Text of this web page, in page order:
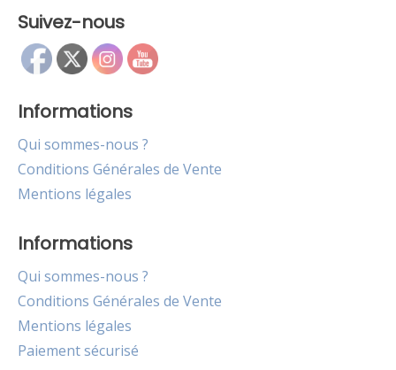
Suivez-nous
Informations
Qui sommes-nous ?
Conditions Générales de Vente
Mentions légales
Informations
Qui sommes-nous ?
Conditions Générales de Vente
Mentions légales
Paiement sécurisé